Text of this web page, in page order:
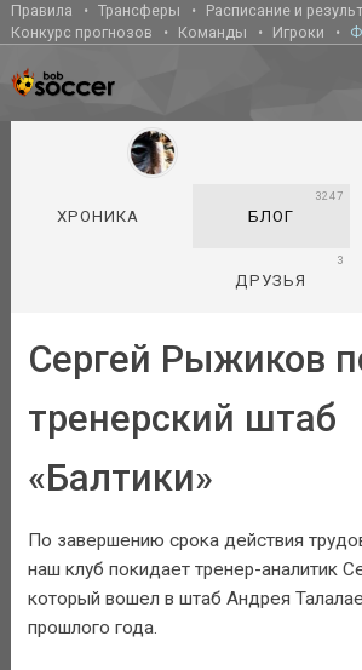
Правила Трансферы
Расписание и
Конкурс прогнозов
Команды Игроки
ХРОНИКА БЛОГ
3247
ДРУЗЬЯ
3
Сергей Рыжиков
тренерский штаб
«Балтики»
По завершению срока действия
наш клуб покидает тренер-аналитик
который вошел в штаб Андрея
прошлого года.